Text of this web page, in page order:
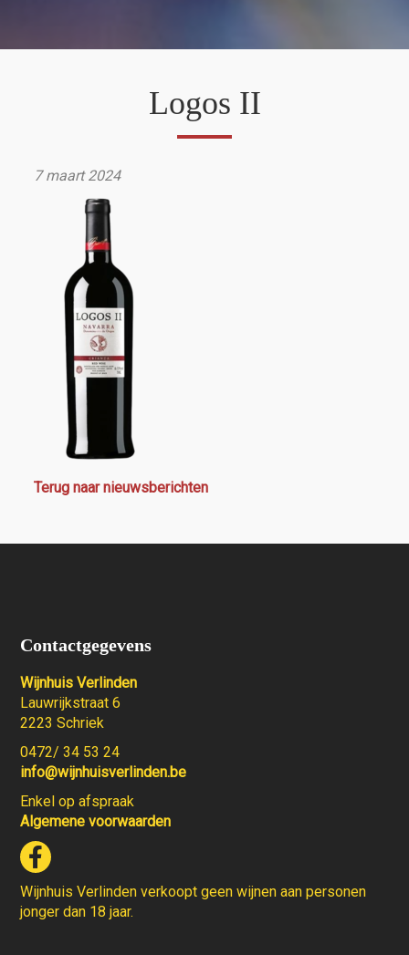
Logos II
7 maart 2024
Terug naar nieuwsberichten
Contactgegevens
Wijnhuis Verlinden
Lauwrijkstraat 6
2223 Schriek
0472/ 34 53 24
info@wijnhuisverlinden.be
Enkel op afspraak
Algemene voorwaarden
Wijnhuis Verlinden verkoopt geen wijnen aan personen
jonger dan 18 jaar.